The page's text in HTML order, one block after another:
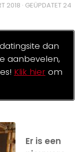
2018 · GEÜPDATET 24
dan
aanbevelen,
Klik hierom
Er is een